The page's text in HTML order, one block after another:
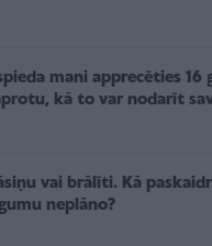
mani apprecēties 16
kā to var nodarīt
vai brālīti. Kā
neplāno?